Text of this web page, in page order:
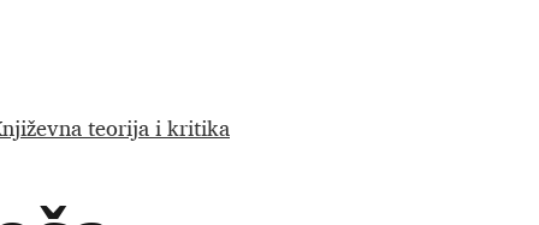
teorija i kritika